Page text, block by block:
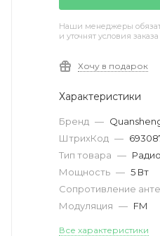
Наши менеджеры
и уточнят условия заказа
Хочу в подарок
Характеристики
Бренд —
ШтрихКод —
Тип товара —
Мощность — 5 Вт
Сопротивление
Модуляция — FM
Все характеристики